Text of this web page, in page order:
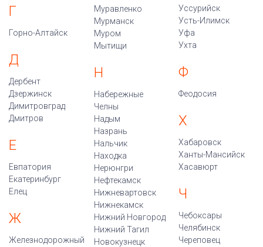
Г
Горно-Алтайск
Д
Дербент
Дзержинск
Димитровград
Дмитров
Е
Евпатория
Екатеринбург
Елец
Ж
Железнодорожный
Муравленко
Мурманск
Муром
Мытищи
Н
Набережные
Челны
Надым
Назрань
Нальчик
Находка
Нерюнгри
Нефтекамск
Нижневартовск
Нижнекамск
Нижний Новгород
Нижний Тагил
Новокузнецк
Уссурийск
Усть-Илимск
Уфа
Ухта
Ф
Феодосия
Х
Хабаровск
Ханты-Мансийск
Хасавюрт
Ч
Чебоксары
Челябинск
Череповец